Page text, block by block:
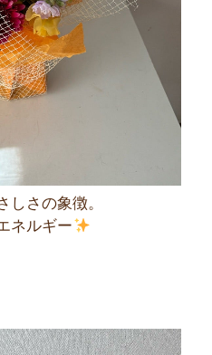
さの象徴。
ネルギー